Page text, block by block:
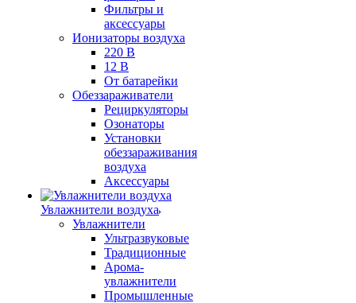
Фильтры и
аксессуары
Ионизаторы воздуха
220 В
12 В
От батарейки
Обеззараживатели
Рециркуляторы
Озонаторы
Установки
обеззараживания
воздуха
Аксессуары
Увлажнители воздуха
Увлажнители
Ультразвуковые
Традиционные
Арома-
увлажнители
Промышленные